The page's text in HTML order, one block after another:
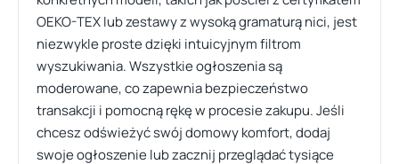
OEKO-TEX lub zestawy z wysoką gramaturą nici, jest
niezwykle proste dzięki intuicyjnym filtrom
wyszukiwania. Wszystkie ogłoszenia są
moderowane, co zapewnia bezpieczeństwo
transakcji i pomocną rękę w procesie zakupu. Jeśli
chcesz odświeżyć swój domowy komfort, dodaj
swoje ogłoszenie lub zacznij przeglądać tysiące